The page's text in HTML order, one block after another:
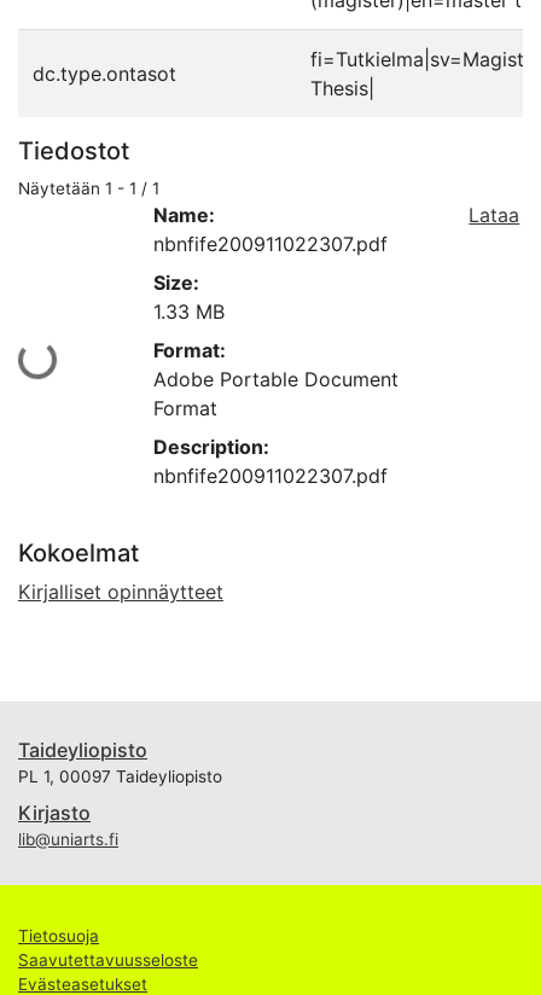
dc.type.ontasot
Thesis|
Tiedostot
Näytetään 1 - 1 / 1
Ladataan...
Name:
nbnfife200911022307.pdf
Size:
1.33 MB
Format:
Adobe Portable Document
Format
Description:
nbnfife200911022307.pdf
Lataa
Kokoelmat
Kirjalliset opinnäytteet
Taideyliopisto
PL 1, 00097 Taideyliopisto
Kirjasto
lib@uniarts.fi
Tietosuoja
Saavutettavuusseloste
Evästeasetukset